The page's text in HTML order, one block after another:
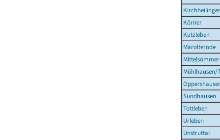
Körner
Kutzleben
Marolterode
Mühlhausen/
Sundhausen
Tottleben
Urleben
Unstruttal